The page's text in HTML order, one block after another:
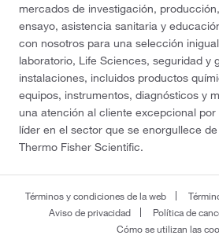
mercados de investigación,
ensayo, asistencia sanitaria y
con nosotros para una selección
laboratorio, Life Sciences, seguridad y
instalaciones, incluidos productos
equipos, instrumentos, diagnósticos y
una atención al cliente excepcional
líder en el sector que se enorgullece
Thermo Fisher Scientific.
Términos y condiciones de la web
Aviso de privacidad
Política de
Cómo se utilizan las